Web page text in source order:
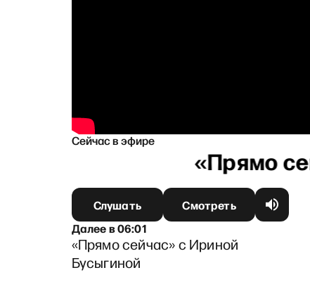
Сейчас в эфире
Слушать
Смотреть
Далеев06:01
«Прямо сейчас» с Ириной
Бусыгиной